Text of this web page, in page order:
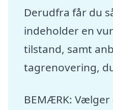
Derudfra får du
indeholder en
tilstand, samt
tagrenovering,
BEMÆRK: Vælger